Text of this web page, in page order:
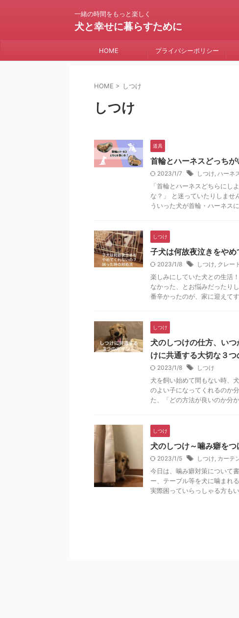
一緒の時間をもっと楽しく
犬と幸せに暮らすために
HOME プライバシーポリシー
HOME > しつけ
しつけ
道具
首輪とハーネスどっち
2023/1/7 しつけ, ハーネ
「首輪とハーネスどちらにし
な？」 と迷っていたりしませ
ういった犬が首輪・ハーネス
しつけ
子犬は何故夜泣きをや
2023/1/8 しつけ, クレート
楽しみにしていた犬との生活
なかった、とお悩みだったり
番辛かったのが、家に迎えて
しつけ
犬のしつけの仕方、い
けに共通する大切な３つ
2023/1/8 しつけ
犬を飼い始めて間もない時、
のよい子になってくれるのか
た、「どの方法が良いのか分
しつけ
犬のしつけ～噛み癖を
2023/1/5 しつけ, カーテ
今日は、噛み癖対策について
ー、テーブル等を犬に噛まれ
実際困っていらっしゃる方も